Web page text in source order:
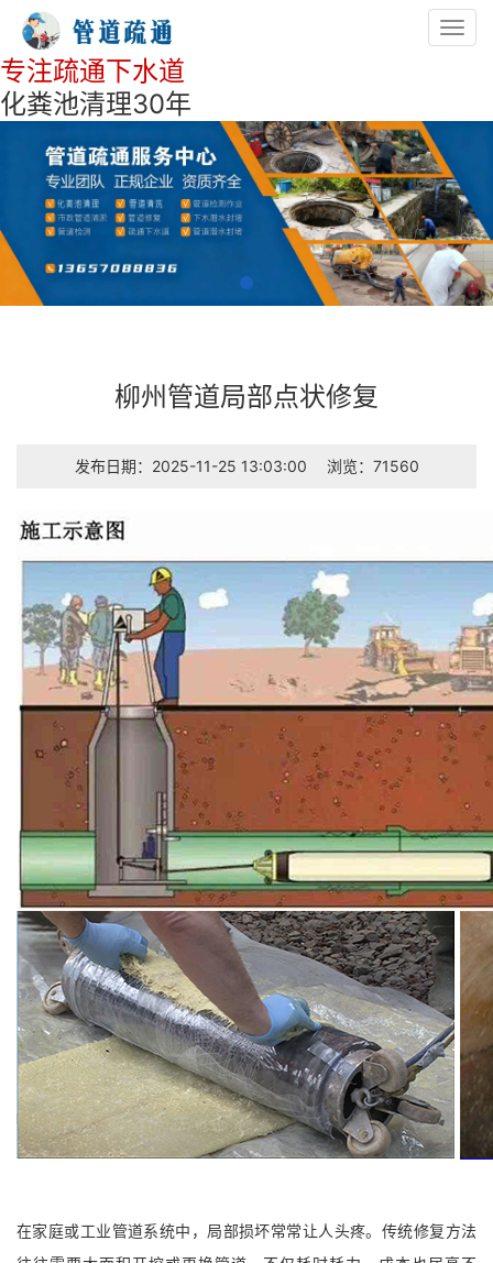
专注疏通下水道
化粪池清理30年
柳州管道局部点状修复
发布日期：2025-11-25 13:03:00 浏览：71560
在家庭或工业管道系统中，局部损坏常常让人头疼。传统修复方法